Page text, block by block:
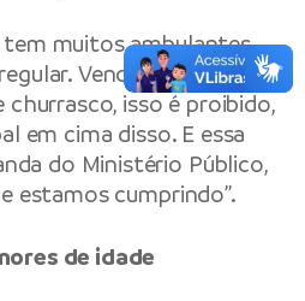
tem muitos ambulantes
Venda de bebidas
isso é proibido,
em cima disso. E essa
do Ministério Público,
estamos cumprindo”.
de idade